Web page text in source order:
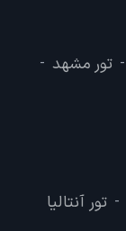
- تور مشهد -
- تور آنتالیا